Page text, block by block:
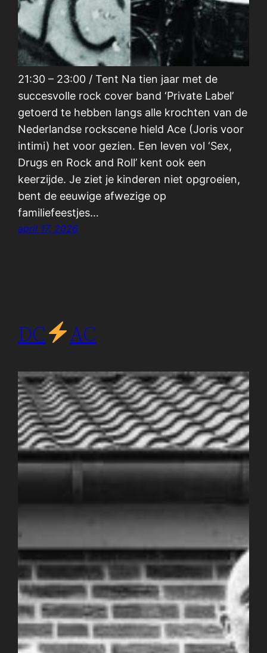
21:30 – 23:00 / Tent Na tien jaar met de
succesvolle rock cover band ‘Private Label’
getoerd te hebben langs alle krochten van de
Nederlandse rockscene hield Ace (Joris voor
intimi) het voor gezien. Een leven vol ‘Sex,
Drugs en Rock and Roll’ kent ook een
keerzijde. Je ziet je kinderen niet opgroeien,
bent de eeuwige afwezige op
familiefeestjes…
april 17, 2026
DC AC